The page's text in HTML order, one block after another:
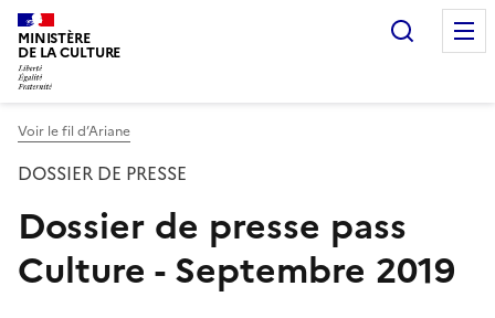
MINISTÈRE
DE LA CULTURE
Voir le fil d’Ariane
DOSSIER DE PRESSE
Dossier de presse pass
Culture - Septembre 2019